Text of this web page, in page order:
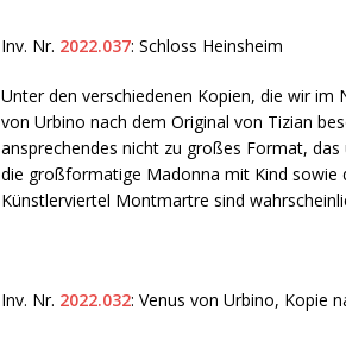
Inv. Nr. 2022.037: Schloss Heinsheim
Unter den verschiedenen Kopien, die wir im
von Urbino nach dem Original von Tizian
ansprechendes nicht zu großes Format,
die großformatige Madonna mit Kind sowie
Künstlerviertel Montmartre sind
Inv. Nr. 2022.032: Venus von Urbino, Kopie